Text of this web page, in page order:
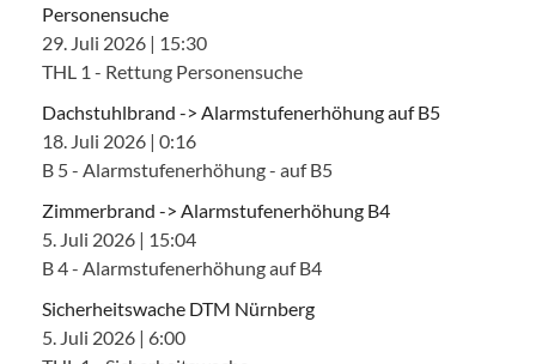
Personensuche
29. Juli 2026 | 15:30
THL 1 - Rettung Personensuche
Dachstuhlbrand -> Alarmstufenerhöhung auf B5
18. Juli 2026 | 0:16
B 5 - Alarmstufenerhöhung - auf B5
Zimmerbrand -> Alarmstufenerhöhung B4
5. Juli 2026 | 15:04
B 4 - Alarmstufenerhöhung auf B4
Sicherheitswache DTM Nürnberg
5. Juli 2026 | 6:00